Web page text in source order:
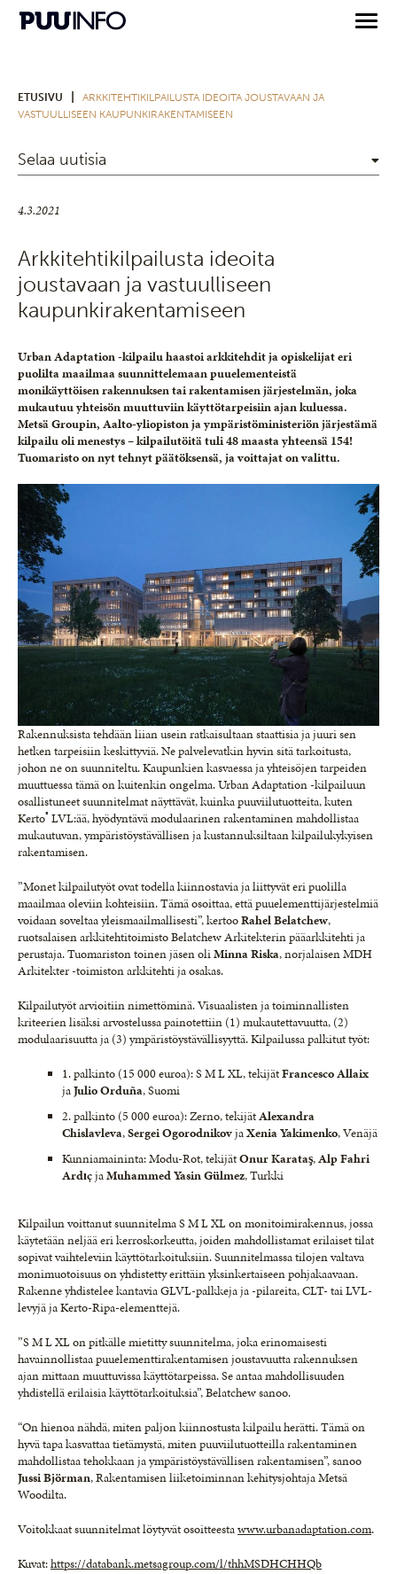
ETUSIVU
ARKKITEHTIKILPAILUSTA IDEOITA JOUSTAVAAN JA
VASTUULLISEEN KAUPUNKIRAKENTAMISEEN
Selaa uutisia
4.3.2021
Arkkitehtikilpailusta ideoita
joustavaan ja vastuulliseen
kaupunkirakentamiseen
Urban Adaptation -kilpailu haastoi arkkitehdit ja opiskelijat eri
puolilta maailmaa suunnittelemaan puuelementeistä
monikäyttöisen rakennuksen tai rakentamisen järjestelmän, joka
mukautuu yhteisön muuttuviin käyttötarpeisiin ajan kuluessa.
Metsä Groupin, Aalto-yliopiston ja ympäristöministeriön järjestämä
kilpailu oli menestys – kilpailutöitä tuli 48 maasta yhteensä 154!
Tuomaristo on nyt tehnyt päätöksensä, ja voittajat on valittu.
Rakennuksista tehdään liian usein ratkaisultaan staattisia ja juuri sen
hetken tarpeisiin keskittyviä. Ne palvelevatkin hyvin sitä tarkoitusta,
johon ne on suunniteltu. Kaupunkien kasvaessa ja yhteisöjen tarpeiden
muuttuessa tämä on kuitenkin ongelma. Urban Adaptation -kilpailuun
osallistuneet suunnitelmat näyttävät, kuinka puuviilutuotteita, kuten
Kerto® LVL:ää, hyödyntävä modulaarinen rakentaminen mahdollistaa
mukautuvan, ympäristöystävällisen ja kustannuksiltaan kilpailukykyisen
rakentamisen.
”Monet kilpailutyöt ovat todella kiinnostavia ja liittyvät eri puolilla
maailmaa oleviin kohteisiin. Tämä osoittaa, että puuelementtijärjestelmiä
voidaan soveltaa yleismaailmallisesti”, kertooRahel Belatchew,
ruotsalaisen arkkitehtitoimisto Belatchew Arkitekterin pääarkkitehti ja
perustaja. Tuomariston toinen jäsen oliMinna Riska, norjalaisen MDH
Arkitekter -toimiston arkkitehti ja osakas.
Kilpailutyöt arvioitiin nimettöminä. Visuaalisten ja toiminnallisten
kriteerien lisäksi arvostelussa painotettiin (1) mukautettavuutta, (2)
modulaarisuutta ja (3) ympäristöystävällisyyttä. Kilpailussa palkitut työt:
1. palkinto (15 000 euroa): S M L XL, tekijätFrancesco Allaix
jaJulio Orduña, Suomi
2. palkinto (5 000 euroa): Zerno, tekijätAlexandra
Chislavleva,SergeiOgorodnikovjaXenia Yakimenko, Venäjä
Kunniamaininta: Modu-Rot, tekijätOnur Karataş,Alp Fahri
ArdıçjaMuhammed Yasin Gülmez, Turkki
Kilpailun voittanut suunnitelma S M L XL on monitoimirakennus, jossa
käytetään neljää eri kerroskorkeutta, joiden mahdollistamat erilaiset tilat
sopivat vaihteleviin käyttötarkoituksiin. Suunnitelmassa tilojen valtava
monimuotoisuus on yhdistetty erittäin yksinkertaiseen pohjakaavaan.
Rakenne yhdistelee kantavia GLVL-palkkeja ja -pilareita, CLT- tai LVL-
levyjä ja Kerto-Ripa-elementtejä.
”S M L XL on pitkälle mietitty suunnitelma, joka erinomaisesti
havainnollistaa puuelementtirakentamisen joustavuutta rakennuksen
ajan mittaan muuttuvissa käyttötarpeissa. Se antaa mahdollisuuden
yhdistellä erilaisia käyttötarkoituksia”, Belatchew sanoo.
“On hienoa nähdä, miten paljon kiinnostusta kilpailu herätti. Tämä on
hyvä tapa kasvattaa tietämystä, miten puuviilutuotteilla rakentaminen
mahdollistaa tehokkaan ja ympäristöystävällisen rakentamisen”, sanoo
Jussi Björman, Rakentamisen liiketoiminnan kehitysjohtaja Metsä
Woodilta.
Voitokkaat suunnitelmat löytyvät osoitteestawww.urbanadaptation.com.
Kuvat:https://databank.metsagroup.com/l/thhMSDHCHHQb